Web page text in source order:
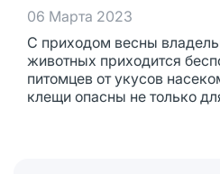
06 Марта 2023
С приходом весны
животных приходится
питомцев от укусов
клещи опасны не только